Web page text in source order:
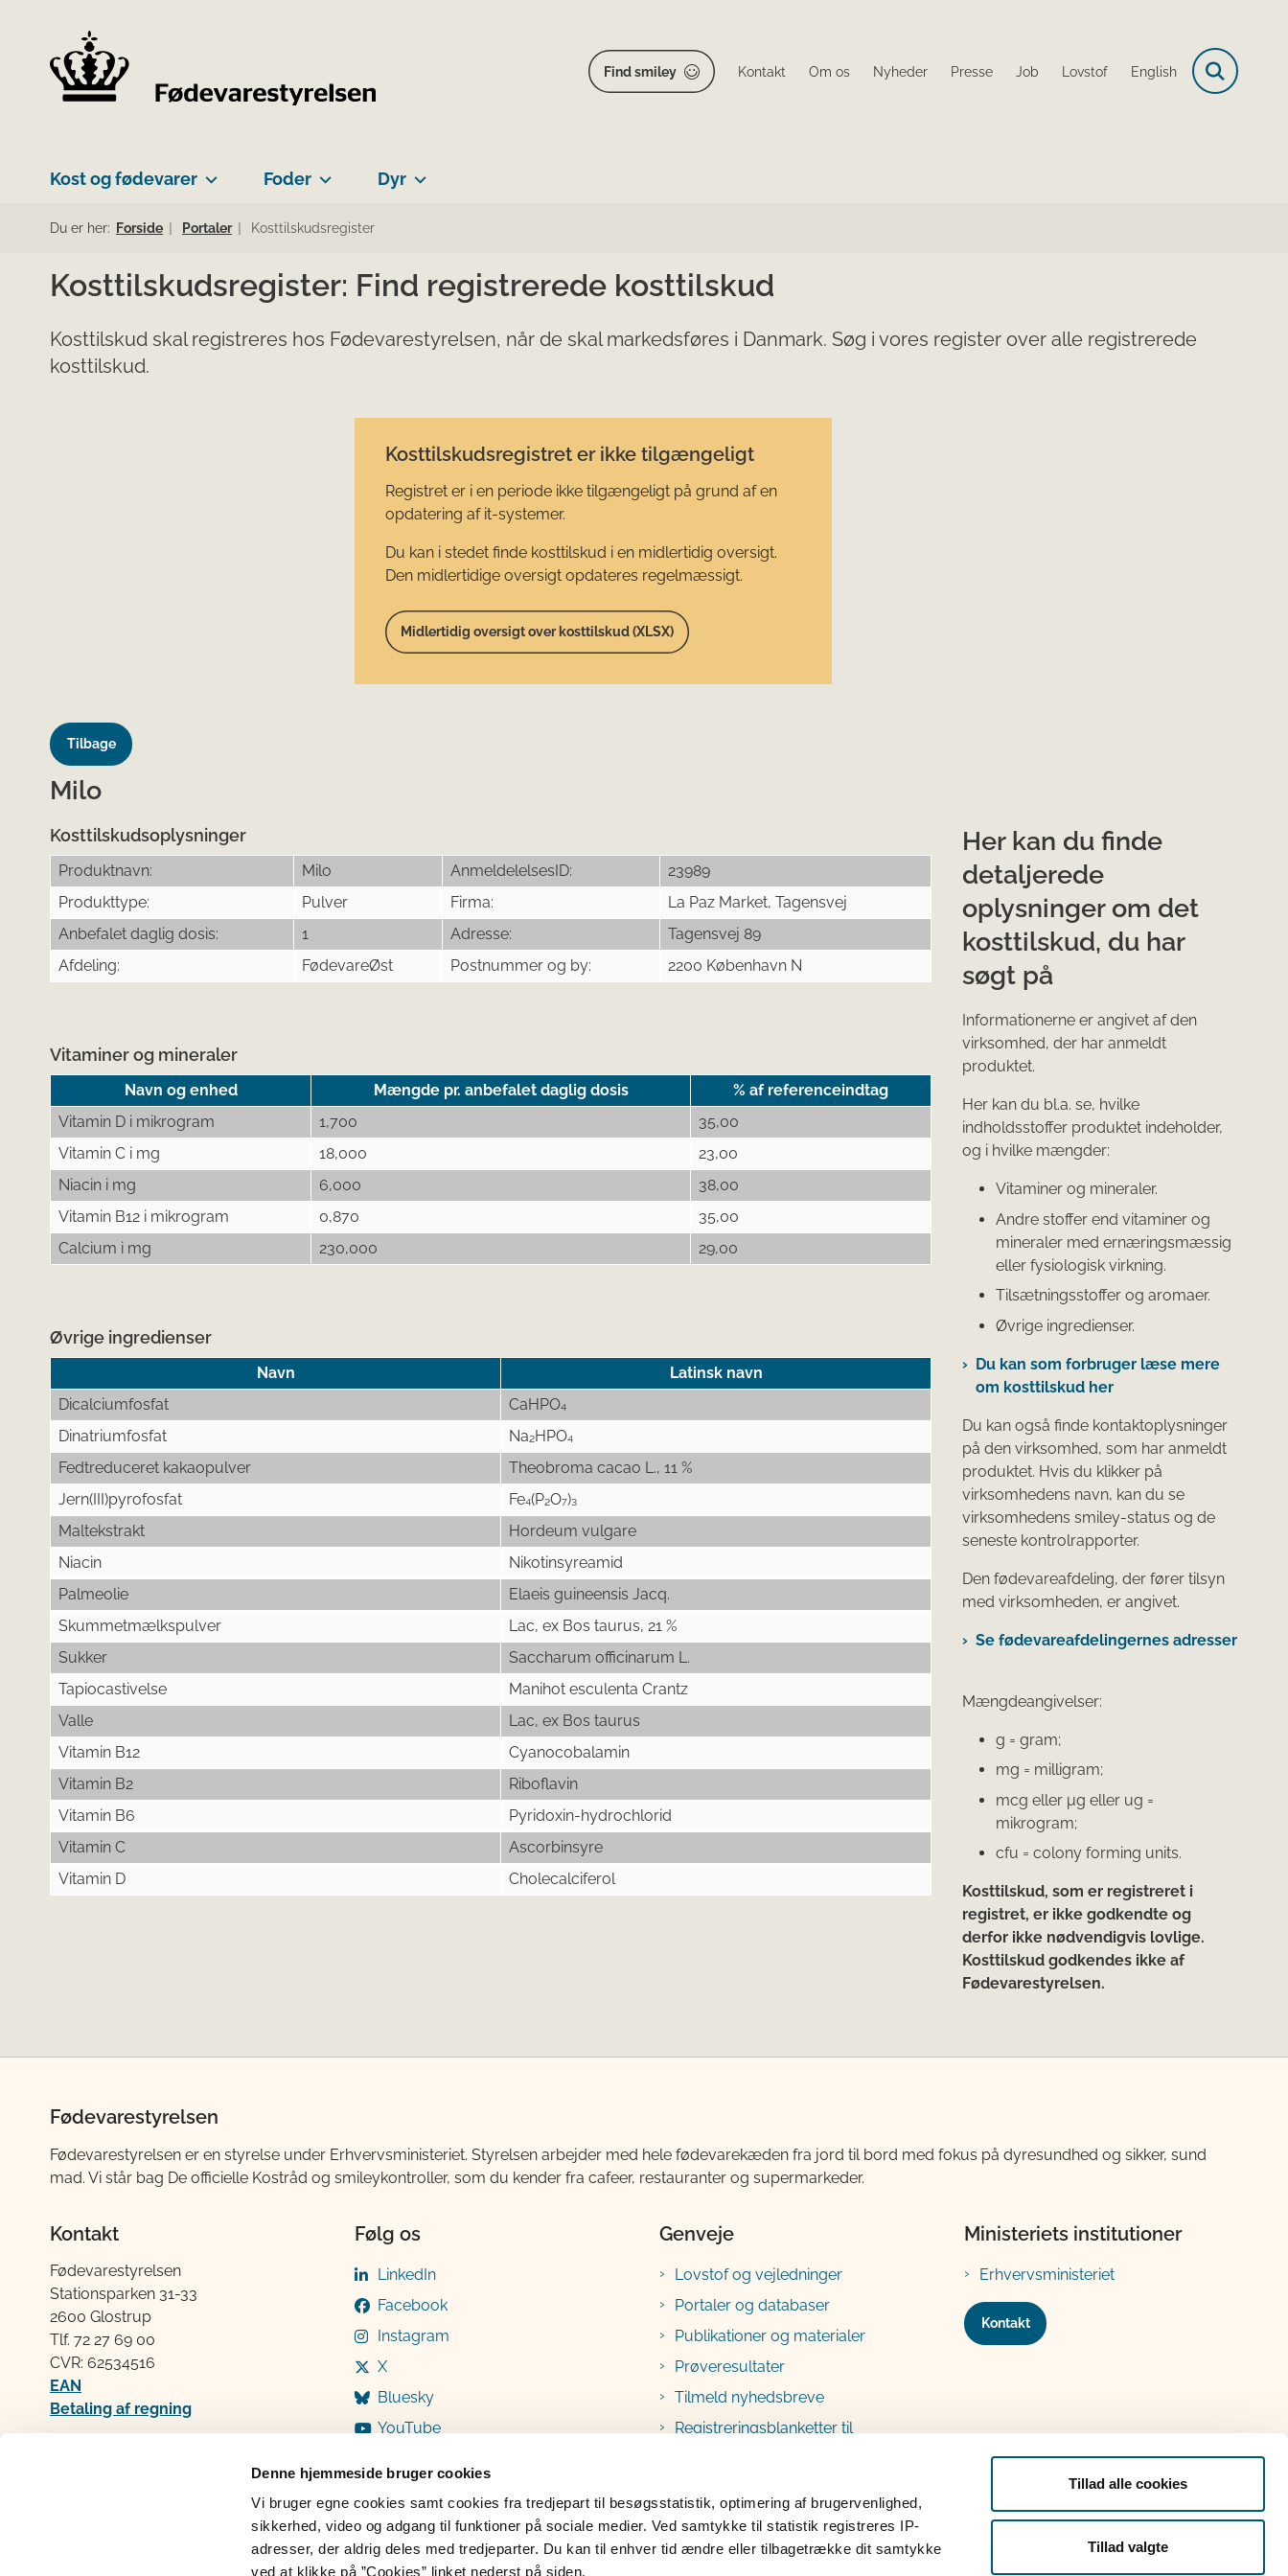
Denne hjemmeside bruger cookies
Vi bruger egne cookies samt cookies fra tredjepart til besøgsstatistik, optimering af brugervenlighed,
sikkerhed, video og adgang til funktioner på sociale medier. Ved samtykke til statistik registreres IP-
adresser, der aldrig deles med tredjeparter. Du kan til enhver tid ændre eller tilbagetrække dit samtykke
ved at klikke på ”Cookies” linket nederst på siden.
Tillad alle cookies
Tillad valgte
Find smiley Kontakt Om os Nyheder Presse Job Lovstof English
Kost og fødevarer Foder Dyr
Du er her: Forside Portaler Kosttilskudsregister
Kosttilskudsregister: Find registrerede kosttilskud
Kosttilskud skal registreres hos Fødevarestyrelsen, når de skal markedsføres i Danmark. Søg i vores register over alle registrerede
kosttilskud.
Kosttilskudsregistret er ikke tilgængeligt
Registret er i en periode ikke tilgængeligt på grund af en
opdatering af it-systemer.
Du kan i stedet finde kosttilskud i en midlertidig oversigt.
Den midlertidige oversigt opdateres regelmæssigt.
Midlertidig oversigt over kosttilskud (XLSX)
Tilbage
Milo
Kosttilskudsoplysninger
Produktnavn: Milo AnmeldelelsesID:
23989
Produkttype:
Pulver Firma:
La Paz Market, Tagensvej
Anbefalet daglig dosis:
1 Adresse:
Tagensvej 89
Afdeling:
FødevareØst Postnummer og by: 2200 København N
Vitaminer og mineraler
Navn og enhed Mængde pr. anbefalet daglig dosis
% af referenceindtag
Vitamin D i mikrogram
1,700
35,00
Vitamin C i mg
18,000
23,00
Niacin i mg
6,000
38,00
Vitamin B12 i mikrogram
0,870
35,00
Calcium i mg
230,000 29,00
Øvrige ingredienser
Navn
Latinsk navn
Dicalciumfosfat
CaHPO₄
Dinatriumfosfat
Na₂HPO₄
Fedtreduceret kakaopulver
Theobroma cacao L., 11 %
Jern(III)pyrofosfat
Fe₄(P₂O₇)₃
Maltekstrakt
Hordeum vulgare
Niacin
Nikotinsyreamid
Palmeolie
Elaeis guineensis Jacq.
Skummetmælkspulver
Lac, ex Bos taurus, 21 %
Sukker
Saccharum officinarum L.
Tapiocastivelse
Manihot esculenta Crantz
Valle
Lac, ex Bos taurus
Vitamin B12
Cyanocobalamin
Vitamin B2
Riboflavin
Vitamin B6
Pyridoxin-hydrochlorid
Vitamin C
Ascorbinsyre
Vitamin D
Cholecalciferol
Her kan du finde
detaljerede
oplysninger om det
kosttilskud, du har
søgt på
Informationerne er angivet af den
virksomhed, der har anmeldt
produktet.
Her kan du bl.a. se, hvilke
indholdsstoffer produktet indeholder,
og i hvilke mængder:
Vitaminer og mineraler.
Andre stoffer end vitaminer og
mineraler med ernæringsmæssig
eller fysiologisk virkning.
Tilsætningsstoffer og aromaer.
Øvrige ingredienser.
Du kan som forbruger læse mere
om kosttilskud her
Du kan også finde kontaktoplysninger
på den virksomhed, som har anmeldt
produktet. Hvis du klikker på
virksomhedens navn, kan du se
virksomhedens smiley-status og de
seneste kontrolrapporter.
Den fødevareafdeling, der fører tilsyn
med virksomheden, er angivet.
Se fødevareafdelingernes adresser
Mængdeangivelser:
g = gram;
mg = milligram;
mcg eller μg eller ug =
mikrogram;
cfu = colony forming units.
Kosttilskud, som er registreret i
registret, er ikke godkendte og
derfor ikke nødvendigvis lovlige.
Kosttilskud godkendes ikke af
Fødevarestyrelsen.
Fødevarestyrelsen
Fødevarestyrelsen er en styrelse under Erhvervsministeriet. Styrelsen arbejder med hele fødevarekæden fra jord til bord med fokus på dyresundhed og sikker, sund
mad. Vi står bag De officielle Kostråd og smileykontroller, som du kender fra cafeer, restauranter og supermarkeder.
Kontakt
Fødevarestyrelsen
Stationsparken 31-33
2600 Glostrup
Tlf. 72 2​​​7 69 00
CVR: 62534516
EAN
Betaling af regning
Følg os
LinkedIn
Facebook
Instagram
X
Bluesky
YouTube
Genveje
Lovstof og vejledninger
Portaler og databaser
Publikationer og materialer
Prøveresultater
Tilmeld nyhedsbreve
Registreringsblanketter til
Ministeriets institutioner
Erhvervsministeriet
Kontakt